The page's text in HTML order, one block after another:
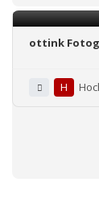
ottink
H